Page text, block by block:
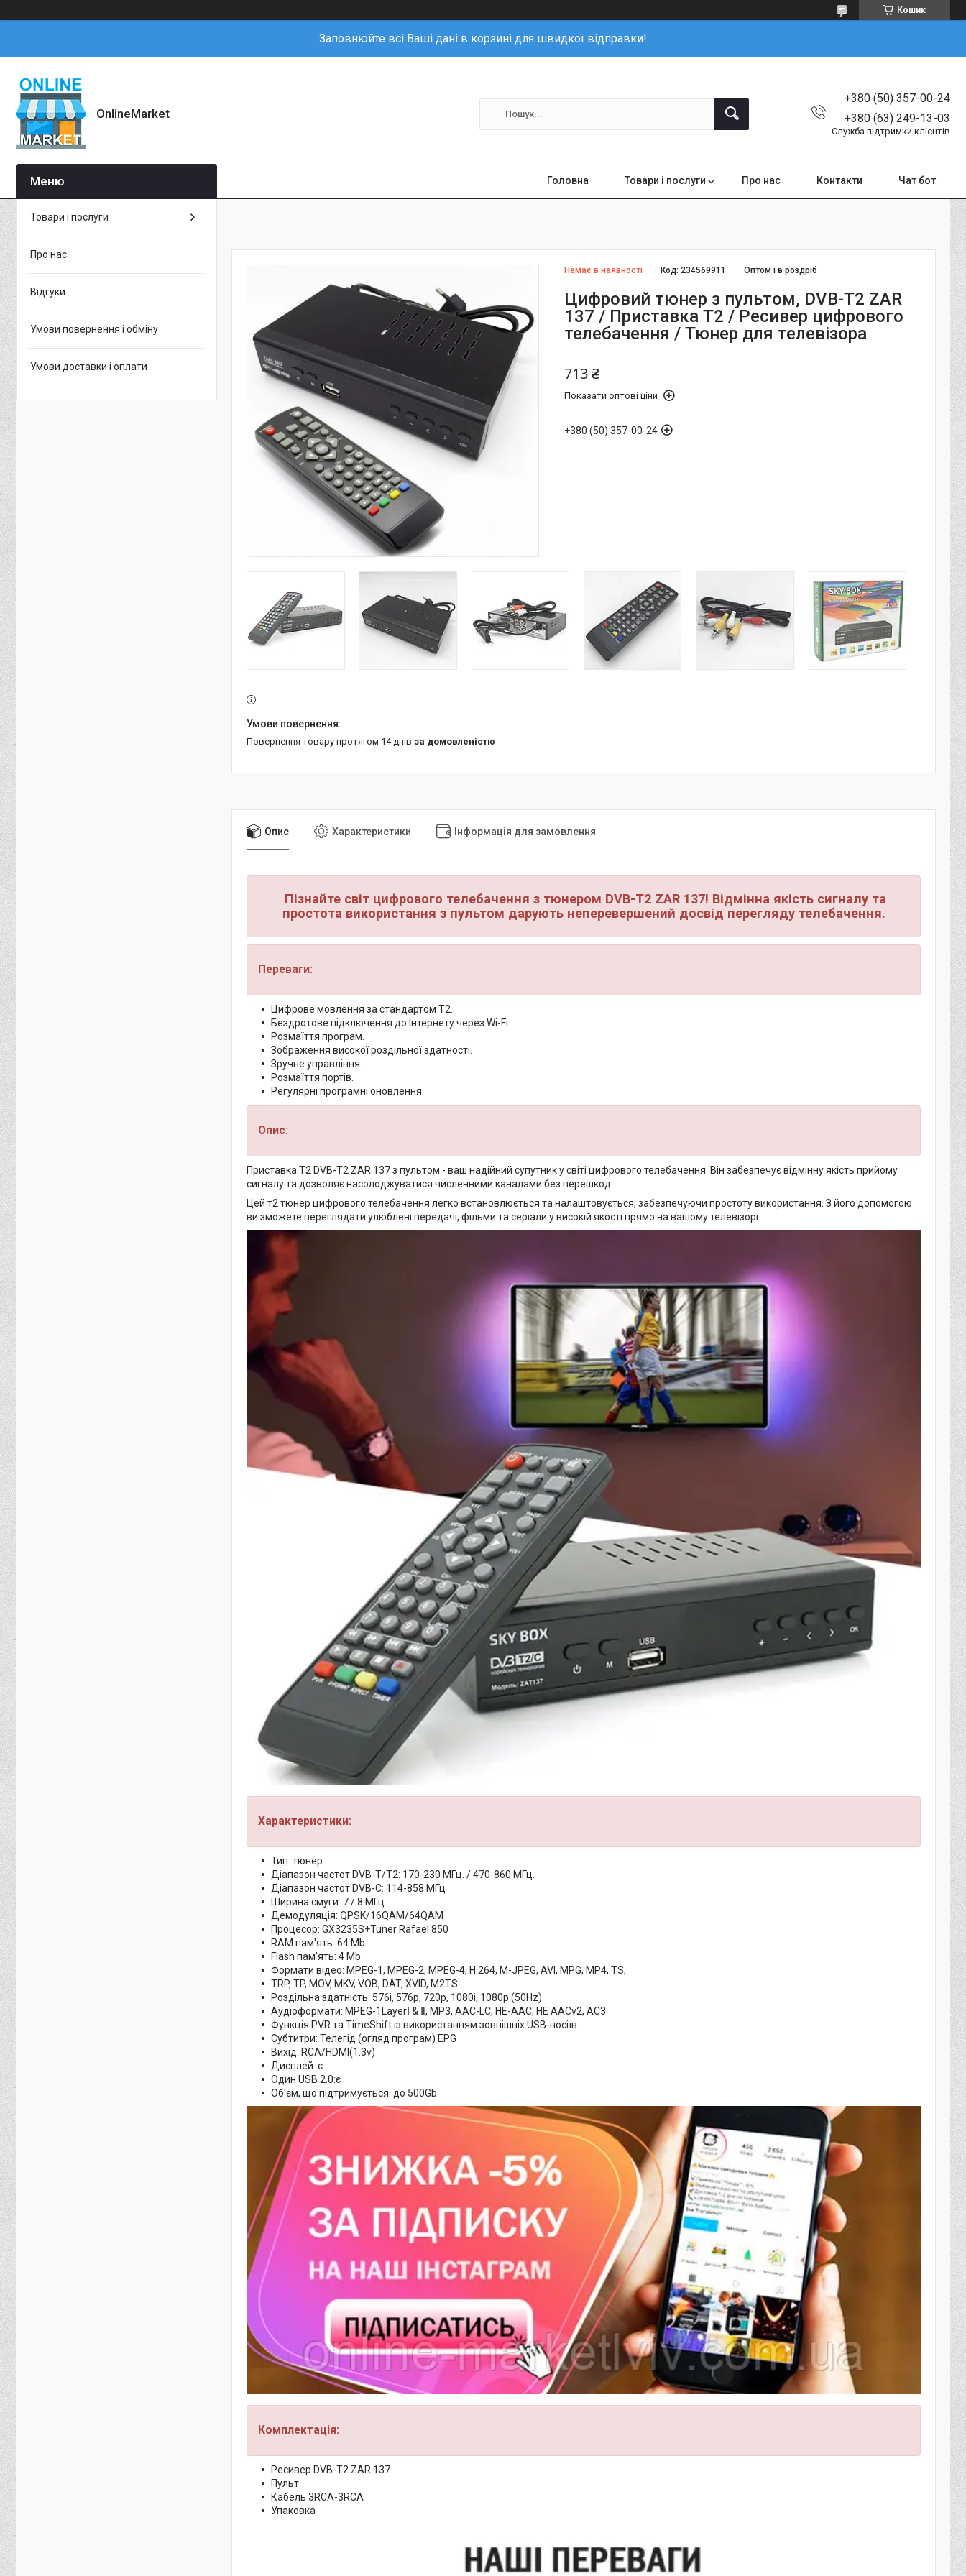
Кошик
Заповнюйте всі Ваші дані в корзині для швидкої відправки!
OnlineMarket
+380 (50) 357-00-24
+380 (63) 249-13-03
Служба підтримки клієнтів
Головна Товари і послуги Про нас Контакти Чат бот
Немає в наявності Оптом і в роздріб
Код: 234569911
Цифровий тюнер з пультом, DVB-T2 ZAR
137 / Приставка T2 / Ресивер цифрового
телебачення / Тюнер для телевізора
713 ₴
Показати оптові ціни
+380 (50) 357-00-24
повернення товару протягом 14 днів за домовленістю
Опис Характеристики Інформація для замовлення
Пізнайте світ цифрового телебачення з тюнером DVB-T2 ZAR 137! Відмінна якість сигналу та
простота використання з пультом дарують неперевершений досвід перегляду телебачення.
Переваги:
Цифрове мовлення за стандартом T2.
Бездротове підключення до Інтернету через Wi-Fi.
Розмаїття програм.
Зображення високої роздільної здатності.
Зручне управління.
Розмаїття портів.
Регулярні програмні оновлення.
Опис:
Приставка T2 DVB-T2 ZAR 137 з пультом - ваш надійний супутник у світі цифрового телебачення. Він забезпечує відмінну якість прийому
сигналу та дозволяє насолоджуватися численними каналами без перешкод.
Цей т2 тюнер цифрового телебачення легко встановлюється та налаштовується, забезпечуючи простоту використання. З його допомогою
ви зможете переглядати улюблені передачі, фільми та серіали у високій якості прямо на вашому телевізорі.
Характеристики:
Тип: тюнер
Діапазон частот DVB-T/T2: 170-230 МГц. / 470-860 МГц.
Діапазон частот DVB-C: 114-858 МГц
Ширина смуги: 7 / 8 МГц.
Демодуляція: QPSK/16QAM/64QAM
Процесор: GX3235S+Tuner Rafael 850
RAM пам'ять: 64 Mb
Flash пам'ять: 4 Mb
Формати відео: MPEG-1, MPEG-2, MPEG-4, H.264, M-JPEG, AVI, MPG, MP4, TS,
TRP, TP, MOV, MKV, VOB, DAT, XVID, M2TS
Роздільна здатність: 576i, 576p, 720p, 1080i, 1080p (50Hz)
Аудіоформати: MPEG-1LayerⅠ & Ⅱ, MP3, AAC-LC, HE-AAC, HE AACv2, AC3
Функція PVR та TimeShift із використанням зовнішніх USB-носіїв
Субтитри: Телегід (огляд програм) EPG
Вихід: RCA/HDMI(1.3v)
Дисплей: є
Один USB 2.0:є
Об'єм, що підтримується: до 500Gb
Комплектація:
Ресивер DVB-T2 ZAR 137
Пульт
Кабель 3RCA-3RCA
Упаковка
Товари і послуги
Про нас
Відгуки
Умови повернення і обміну
Умови доставки і оплати